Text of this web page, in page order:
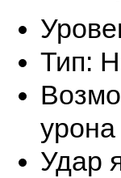
Тип:
урона
Удар